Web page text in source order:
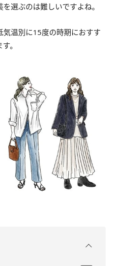
選ぶのは難しいですよね。
温別に15度の時期におすす
。